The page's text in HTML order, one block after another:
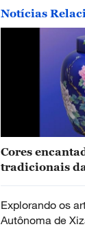
Notícias
Cores
tradicionais
Explorando os
Autônoma de